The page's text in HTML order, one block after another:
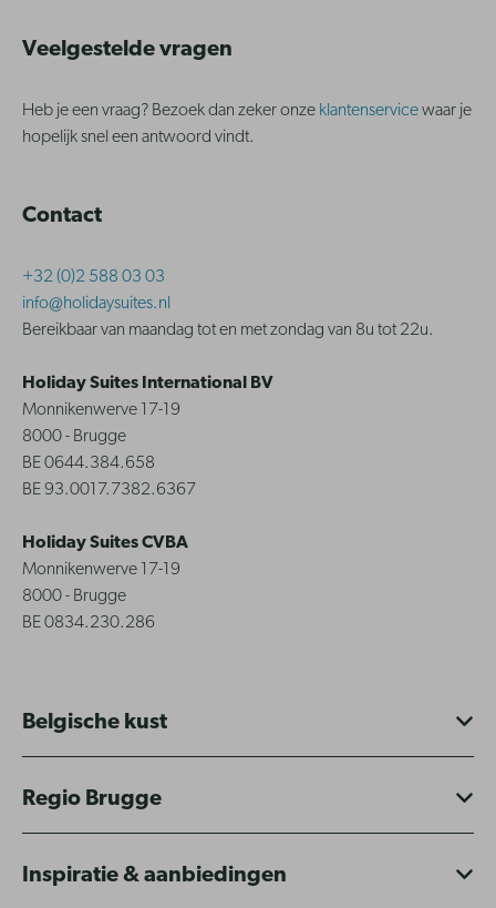
Veelgestelde vragen
Heb je een vraag? Bezoek dan zeker onze klantenservicewaar je
hopelijk snel een antwoord vindt.
Contact
+32 (0)2 588 03 03
info@holidaysuites.nl
Bereikbaar van maandag tot en met zondag van 8u tot 22u.
Holiday Suites International BV
Monnikenwerve 17-19
8000 - Brugge
BE 0644.384.658
BE 93.0017.7382.6367
Holiday Suites CVBA
Monnikenwerve 17-19
8000 - Brugge
BE 0834.230.286
Belgische kust
Regio Brugge
Inspiratie & aanbiedingen